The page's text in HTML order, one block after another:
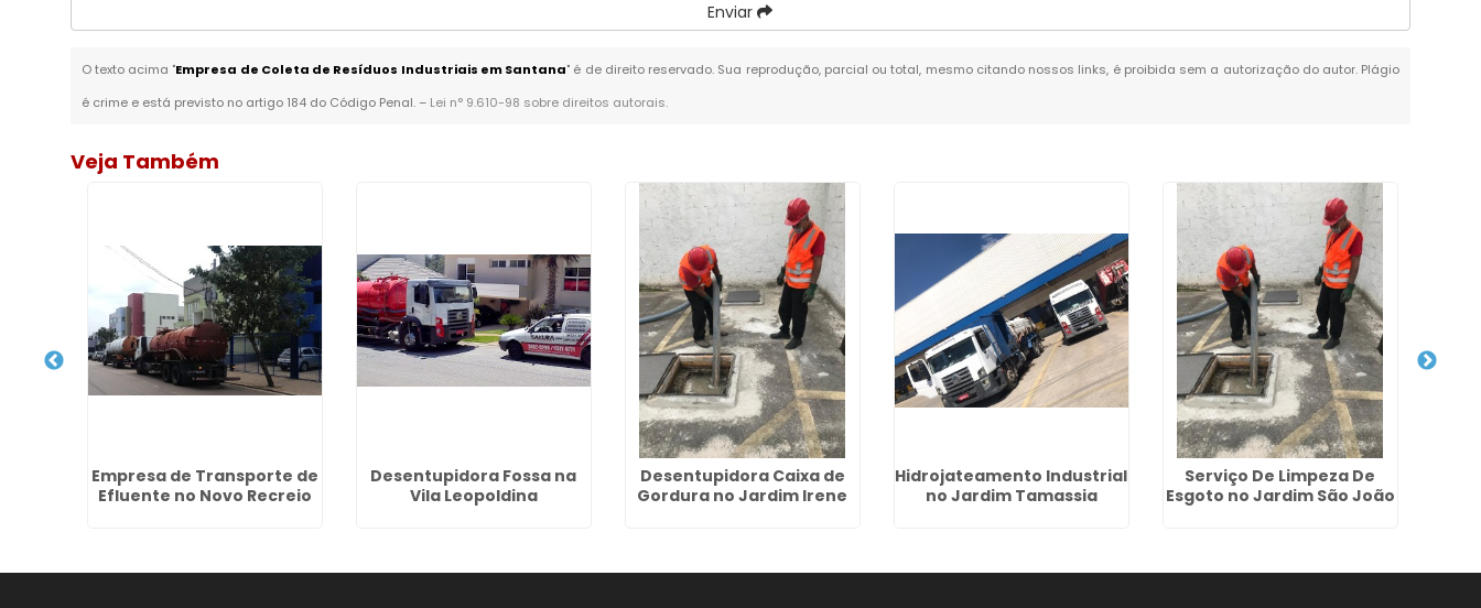
Enviar
O texto acima "Empresa de Coleta de Resíduos Industriais em Santana" é de direito reservado. Sua reprodução, parcial ou total, mesmo citando nossos links, é proibida sem a autorização do autor. Plágio
é crime e está previsto no artigo 184 do Código Penal. – Lei n° 9.610-98 sobre direitos autorais.
Veja Também
Empresa de Transporte de
Efluente no Novo Recreio
Desentupidora Fossa na
Vila Leopoldina
Desentupidora Caixa de
Gordura no Jardim Irene
Hidrojateamento Industrial
no Jardim Tamassia
Serviço De Limpeza De
Esgoto no Jardim São João